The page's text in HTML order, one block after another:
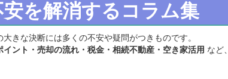
を解消するコラム集
きな決断には多くの不安や疑問がつきものです。
イント・売却の流れ・税金・相続不動産・空き家活用 など